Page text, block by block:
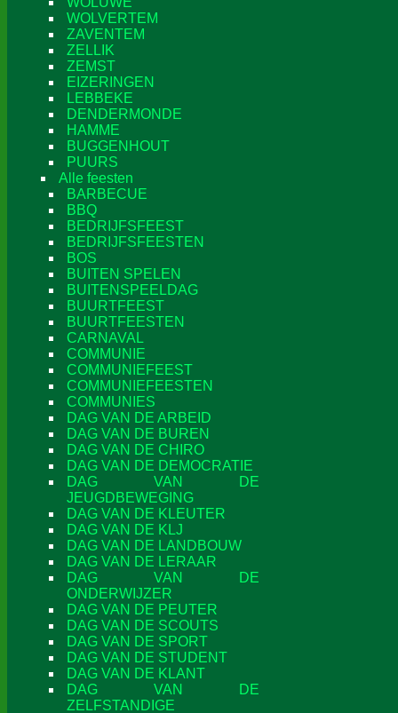
WOLVERTEM
ZAVENTEM
ZELLIK
ZEMST
EIZERINGEN
LEBBEKE
DENDERMONDE
HAMME
BUGGENHOUT
PUURS
Alle feesten
BARBECUE
BBQ
BEDRIJFSFEEST
BEDRIJFSFEESTEN
BOS
BUITEN SPELEN
BUITENSPEELDAG
BUURTFEEST
BUURTFEESTEN
CARNAVAL
COMMUNIE
COMMUNIEFEEST
COMMUNIEFEESTEN
COMMUNIES
DAG VAN DE ARBEID
DAG VAN DE BUREN
DAG VAN DE CHIRO
DAG VAN DE DEMOCRATIE
DAG VAN DE
JEUGDBEWEGING
DAG VAN DE KLEUTER
DAG VAN DE KLJ
DAG VAN DE LANDBOUW
DAG VAN DE LERAAR
DAG VAN DE
ONDERWIJZER
DAG VAN DE PEUTER
DAG VAN DE SCOUTS
DAG VAN DE SPORT
DAG VAN DE STUDENT
DAG VAN DE KLANT
DAG VAN DE
ZELFSTANDIGE